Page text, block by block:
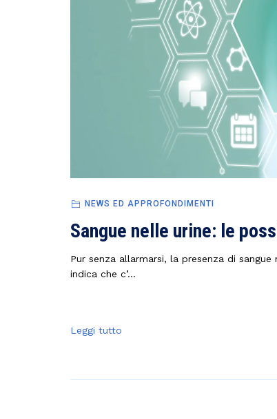
NEWS ED APPROFONDIMENTI
Sangue nelle urine: le
Pur senza allarmarsi, la presenza di
indica che c’...
Leggi tutto